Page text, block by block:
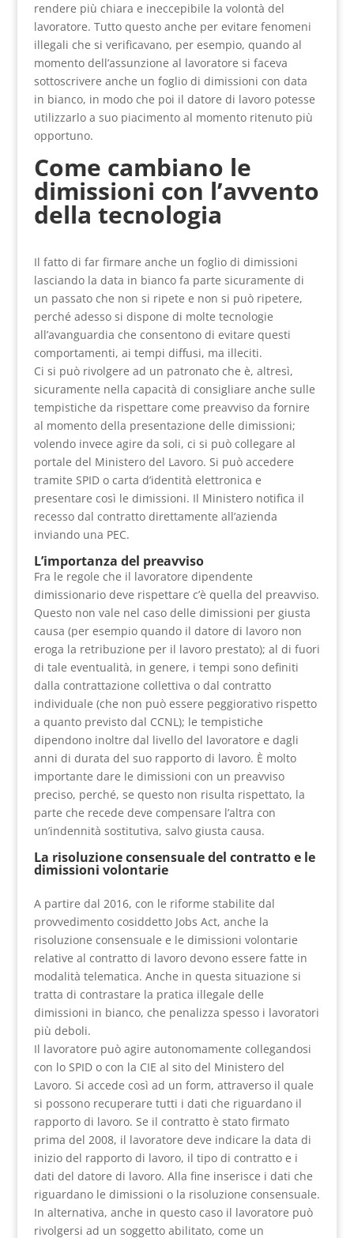
rendere più chiara e ineccepibile la volontà del
lavoratore. Tutto questo anche per evitare fenomeni
illegali che si verificavano, per esempio, quando al
momento dell’assunzione al lavoratore si faceva
sottoscrivere anche un foglio di dimissioni con data
in bianco, in modo che poi il datore di lavoro potesse
utilizzarlo a suo piacimento al momento ritenuto più
opportuno.
Come cambiano le
dimissioni con l’avvento
della tecnologia
Il fatto di far firmare anche un foglio di dimissioni
lasciando la data in bianco fa parte sicuramente di
un passato che non si ripete e non si può ripetere,
perché adesso si dispone di molte tecnologie
all’avanguardia che consentono di evitare questi
comportamenti, ai tempi diffusi, ma illeciti.
Ci si può rivolgere ad un patronato che è, altresì,
sicuramente nella capacità di consigliare anche sulle
tempistiche da rispettare come preavviso da fornire
al momento della presentazione delle dimissioni;
volendo invece agire da soli, ci si può collegare al
portale del Ministero del Lavoro. Si può accedere
tramite SPID o carta d’identità elettronica e
presentare così le dimissioni. Il Ministero notifica il
recesso dal contratto direttamente all’azienda
inviando una PEC.
L’importanza del preavviso
Fra le regole che il lavoratore dipendente
dimissionario deve rispettare c’è quella del preavviso.
Questo non vale nel caso delle dimissioni per giusta
causa (per esempio quando il datore di lavoro non
eroga la retribuzione per il lavoro prestato); al di fuori
di tale eventualità, in genere, i tempi sono definiti
dalla contrattazione collettiva o dal contratto
individuale (che non può essere peggiorativo rispetto
a quanto previsto dal CCNL); le tempistiche
dipendono inoltre dal livello del lavoratore e dagli
anni di durata del suo rapporto di lavoro. È molto
importante dare le dimissioni con un preavviso
preciso, perché, se questo non risulta rispettato, la
parte che recede deve compensare l’altra con
un’indennità sostitutiva, salvo giusta causa.
La risoluzione consensuale del contratto e le
dimissioni volontarie
A partire dal 2016, con le riforme stabilite dal
provvedimento cosiddetto Jobs Act, anche la
risoluzione consensuale e le dimissioni volontarie
relative al contratto di lavoro devono essere fatte in
modalità telematica. Anche in questa situazione si
tratta di contrastare la pratica illegale delle
dimissioni in bianco, che penalizza spesso i lavoratori
più deboli.
Il lavoratore può agire autonomamente collegandosi
con lo SPID o con la CIE al sito del Ministero del
Lavoro. Si accede così ad un form, attraverso il quale
si possono recuperare tutti i dati che riguardano il
rapporto di lavoro. Se il contratto è stato firmato
prima del 2008, il lavoratore deve indicare la data di
inizio del rapporto di lavoro, il tipo di contratto e i
dati del datore di lavoro. Alla fine inserisce i dati che
riguardano le dimissioni o la risoluzione consensuale.
In alternativa, anche in questo caso il lavoratore può
rivolgersi ad un soggetto abilitato, come un